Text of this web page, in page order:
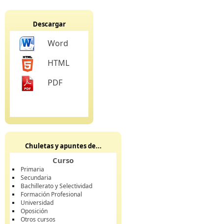
Descargar
Word
HTML
PDF
Chuletas y apuntes de...
Curso
Primaria
Secundaria
Bachillerato y Selectividad
Formación Profesional
Universidad
Oposición
Otros cursos